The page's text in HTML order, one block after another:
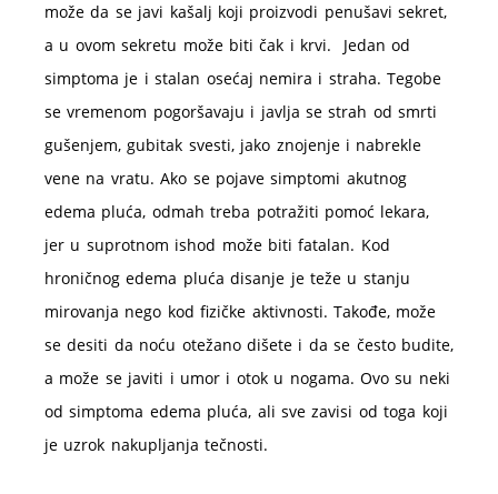
može da se javi kašalj koji proizvodi penušavi sekret,
a u ovom sekretu može biti čak i krvi. Jedan od
simptoma je i stalan osećaj nemira i straha. Tegobe
se vremenom pogoršavaju i javlja se strah od smrti
gušenjem, gubitak svesti, jako znojenje i nabrekle
vene na vratu. Ako se pojave simptomi akutnog
edema pluća, odmah treba potražiti pomoć lekara,
jer u suprotnom ishod može biti fatalan. Kod
hroničnog edema pluća disanje je teže u stanju
mirovanja nego kod fizičke aktivnosti. Takođe, može
se desiti da noću otežano dišete i da se često budite,
a može se javiti i umor i otok u nogama. Ovo su neki
od simptoma edema pluća, ali sve zavisi od toga koji
je uzrok nakupljanja tečnosti.